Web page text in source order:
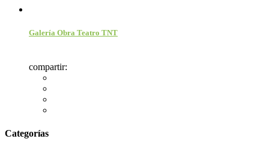
Galería Obra Teatro TNT
compartir:
Categorías